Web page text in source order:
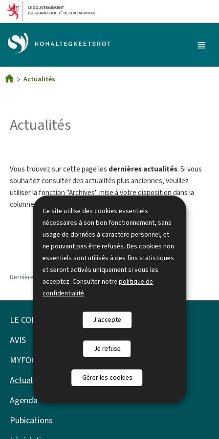
Ce site utilise des cookies essentiels
nécessaires à son bon fonctionnement, sans
usage de données à caractère personnel, et
ne pouvant pas être refusés. Des cookies non
essentiels sont utilisés à des fins statistiques
et seront activés uniquement si vous les
acceptez. Consulter notrepolitique de
confidentialité.
J'accepte
Je refuse
Gérer les cookies
Aller au menu principal
Aller au contenu
Actualités
Actualités
Vous trouvez sur cette page les dernières actualités. Si vous
souhaitez consulter des actualités plus anciennes, veuillez
utiliser la fonction "Archives" mise à votre disposition dans la
colonne de droite.
Dernière modification le 06.08.2026
Pied
de
page
LE CONSEIL
AVIS
MYFOOTPRINT
Actualités
Agenda
Pubications